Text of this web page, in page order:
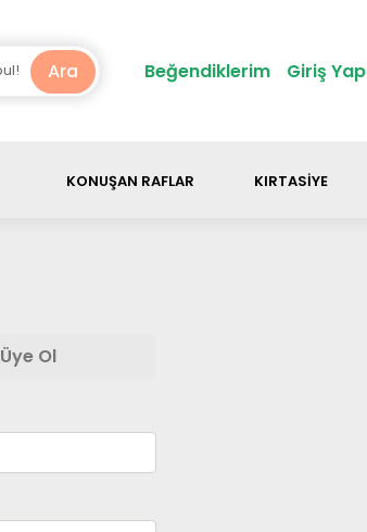
Ara
Beğendiklerim Giriş Yap
KONUŞAN RAFLAR KIRTASİYE
Üye Ol